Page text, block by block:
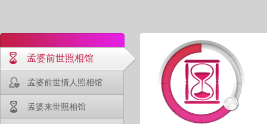
孟婆前世照相馆
孟婆前世情人照相馆
孟婆来世照相馆